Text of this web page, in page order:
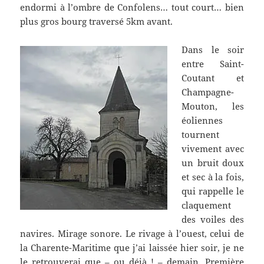
endormi à l’ombre de Confolens… tout court… bien
plus gros bourg traversé 5km avant.
Dans le soir
entre Saint-
Coutant et
Champagne-
Mouton, les
éoliennes
tournent
vivement avec
un bruit doux
et sec à la fois,
qui rappelle le
claquement
des voiles des
navires. Mirage sonore. Le rivage à l’ouest, celui de
la Charente-Maritime que j’ai laissée hier soir, je ne